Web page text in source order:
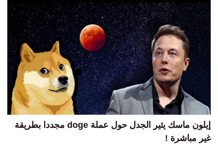
إيلون ماسك يثير الجدل حول عملة doge مجددا بطريقة
غير مباشرة !